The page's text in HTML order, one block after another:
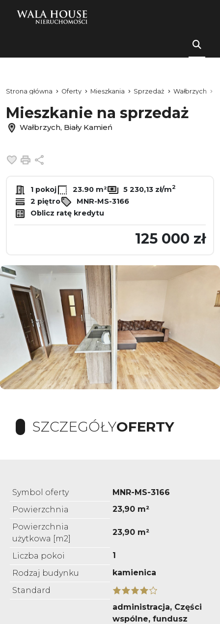
Strona główna Oferty Mieszkania Sprzedaż Wałbrzych
Mieszkanie na sprzedaż
Wałbrzych, Biały Kamień
Dodaj do ulubionych
Drukuj
1 pokoj 23.90 m² 5 230,13 zł/m2
2 piętro
MNR-MS-3166
Oblicz ratę kredytu
125 000 zł
SZCZEGÓŁYOFERTY
Symbol oferty
MNR-MS-3166
Powierzchnia
23,90 m²
Powierzchnia
użytkowa [m2]
23,90 m²
Liczba pokoi
1
Rodzaj budynku
kamienica
Standard
administracja, Części
wspólne, fundusz